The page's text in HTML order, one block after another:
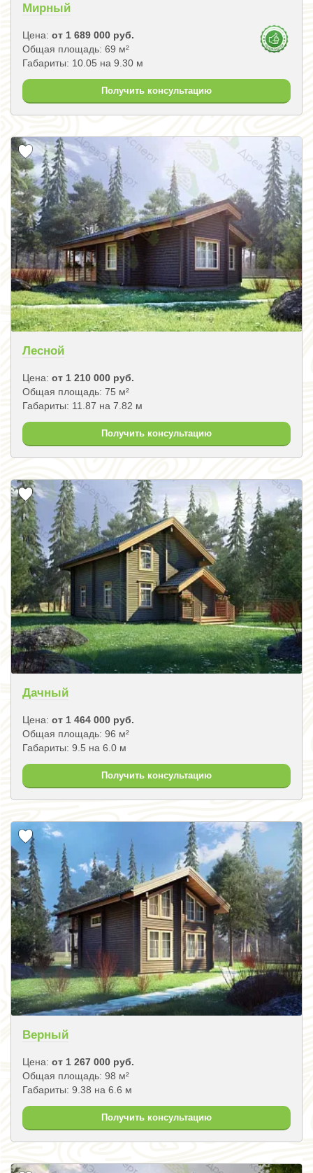
Мирный
Цена: от 1 689 000 руб.
Общая площадь: 69 м²
Габариты: 10.05 на 9.30 м
Получить консультацию
Лесной
Цена: от 1 210 000 руб.
Общая площадь: 75 м²
Габариты: 11.87 на 7.82 м
Получить консультацию
Дачный
Цена: от 1 464 000 руб.
Общая площадь: 96 м²
Габариты: 9.5 на 6.0 м
Получить консультацию
Верный
Цена: от 1 267 000 руб.
Общая площадь: 98 м²
Габариты: 9.38 на 6.6 м
Получить консультацию